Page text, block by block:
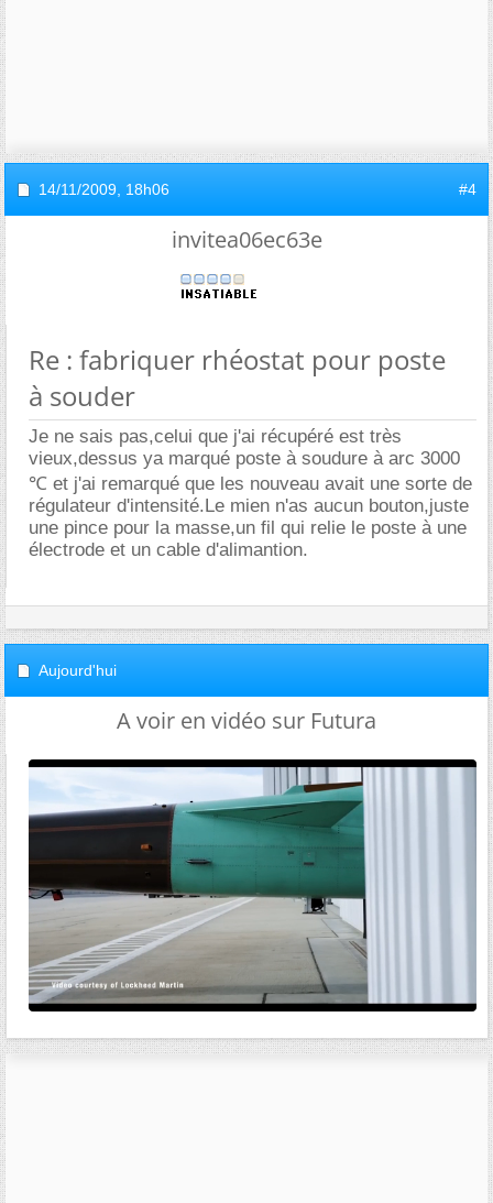
14/11/2009, 18h06 #4
invitea06ec63e
Re : fabriquer rhéostat pour poste
à souder
Je ne sais pas,celui que j'ai récupéré est très
vieux,dessus ya marqué poste à soudure à arc 3000
℃ et j'ai remarqué que les nouveau avait une sorte de
régulateur d'intensité.Le mien n'as aucun bouton,juste
une pince pour la masse,un fil qui relie le poste à une
électrode et un cable d'alimantion.
Aujourd'hui
A voir en vidéo sur Futura